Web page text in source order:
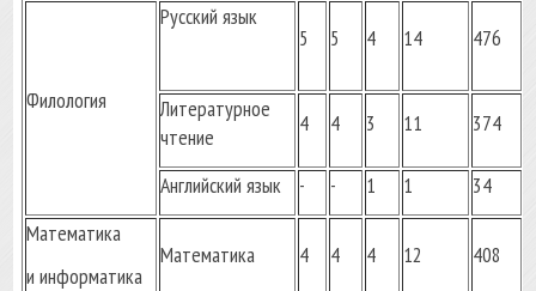
Филология
Русский язык
5 5 4 14 476
Литературное
чтение
4 4 3 11 374
Английский язык - - 1 1
34
Математика
и информатика
Математика 4 4 4 12 408